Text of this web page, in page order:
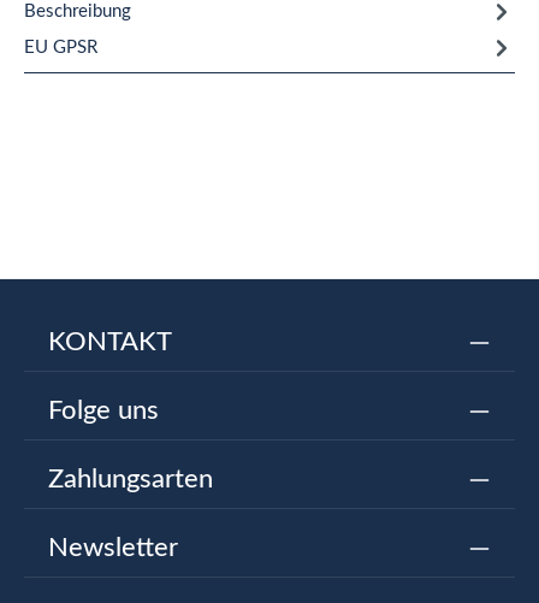
Beschreibung
EU GPSR
KONTAKT
Folge uns
Zahlungsarten
Newsletter